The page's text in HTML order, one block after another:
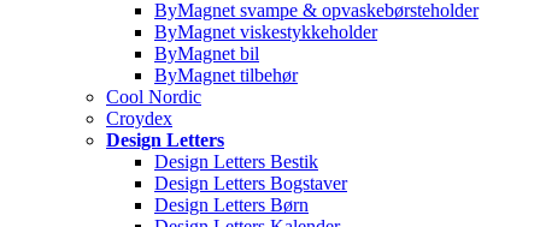
ByMagnet svampe & opvaskebørsteholder
ByMagnet viskestykkeholder
ByMagnet bil
ByMagnet tilbehør
Cool Nordic
Croydex
Design Letters
Design Letters Bestik
Design Letters Bogstaver
Design Letters Børn